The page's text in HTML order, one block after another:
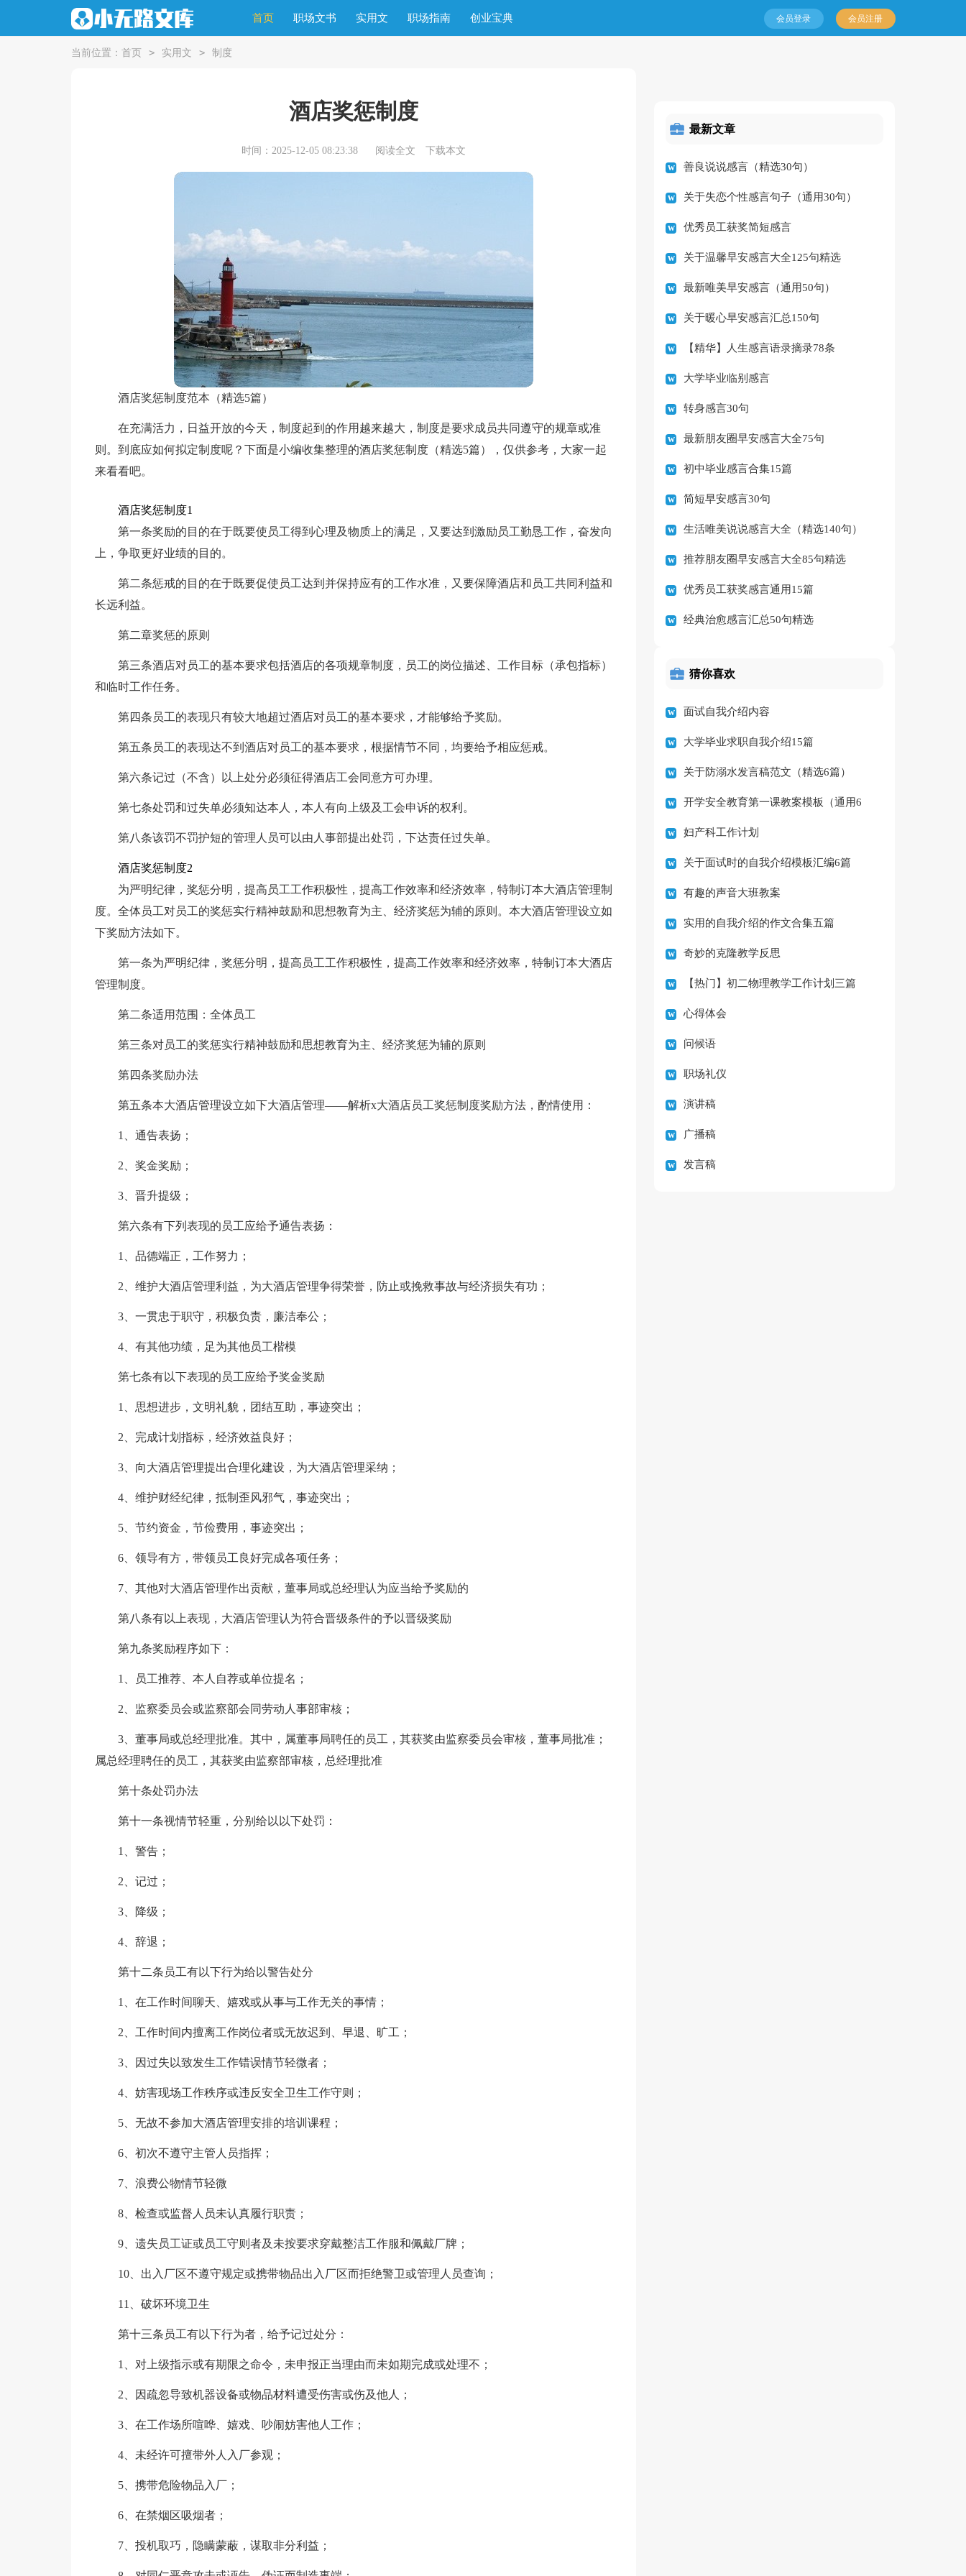
首页 职场文书 实用文 职场指南 创业宝典 会员登录 会员注册
当前位置： 首页 > 实用文 > 制度
酒店奖惩制度
时间：2025-12-05 08:23:38 阅读全文 下载本文
酒店奖惩制度范本（精选5篇）
在充满活力，日益开放的今天，制度起到的作用越来越大，制度是要求成员共同遵守的规章或准
则。到底应如何拟定制度呢？下面是小编收集整理的酒店奖惩制度（精选5篇），仅供参考，大家一起
来看看吧。
酒店奖惩制度1
第一条奖励的目的在于既要使员工得到心理及物质上的满足，又要达到激励员工勤恳工作，奋发向
上，争取更好业绩的目的。
第二条惩戒的目的在于既要促使员工达到并保持应有的工作水准，又要保障酒店和员工共同利益和
长远利益。
第二章奖惩的原则
第三条酒店对员工的基本要求包括酒店的各项规章制度，员工的岗位描述、工作目标（承包指标）
和临时工作任务。
第四条员工的表现只有较大地超过酒店对员工的基本要求，才能够给予奖励。
第五条员工的表现达不到酒店对员工的基本要求，根据情节不同，均要给予相应惩戒。
第六条记过（不含）以上处分必须征得酒店工会同意方可办理。
第七条处罚和过失单必须知达本人，本人有向上级及工会申诉的权利。
第八条该罚不罚护短的管理人员可以由人事部提出处罚，下达责任过失单。
酒店奖惩制度2
为严明纪律，奖惩分明，提高员工工作积极性，提高工作效率和经济效率，特制订本大酒店管理制
度。全体员工对员工的奖惩实行精神鼓励和思想教育为主、经济奖惩为辅的原则。本大酒店管理设立如
下奖励方法如下。
第一条为严明纪律，奖惩分明，提高员工工作积极性，提高工作效率和经济效率，特制订本大酒店
管理制度。
第二条适用范围：全体员工
第三条对员工的奖惩实行精神鼓励和思想教育为主、经济奖惩为辅的原则
第四条奖励办法
第五条本大酒店管理设立如下大酒店管理——解析x大酒店员工奖惩制度奖励方法，酌情使用：
1、通告表扬；
2、奖金奖励；
3、晋升提级；
第六条有下列表现的员工应给予通告表扬：
1、品德端正，工作努力；
2、维护大酒店管理利益，为大酒店管理争得荣誉，防止或挽救事故与经济损失有功；
3、一贯忠于职守，积极负责，廉洁奉公；
4、有其他功绩，足为其他员工楷模
第七条有以下表现的员工应给予奖金奖励
1、思想进步，文明礼貌，团结互助，事迹突出；
2、完成计划指标，经济效益良好；
3、向大酒店管理提出合理化建设，为大酒店管理采纳；
4、维护财经纪律，抵制歪风邪气，事迹突出；
5、节约资金，节俭费用，事迹突出；
6、领导有方，带领员工良好完成各项任务；
7、其他对大酒店管理作出贡献，董事局或总经理认为应当给予奖励的
第八条有以上表现，大酒店管理认为符合晋级条件的予以晋级奖励
第九条奖励程序如下：
1、员工推荐、本人自荐或单位提名；
2、监察委员会或监察部会同劳动人事部审核；
3、董事局或总经理批准。其中，属董事局聘任的员工，其获奖由监察委员会审核，董事局批准；
属总经理聘任的员工，其获奖由监察部审核，总经理批准
第十条处罚办法
第十一条视情节轻重，分别给以以下处罚：
1、警告；
2、记过；
3、降级；
4、辞退；
第十二条员工有以下行为给以警告处分
1、在工作时间聊天、嬉戏或从事与工作无关的事情；
2、工作时间内擅离工作岗位者或无故迟到、早退、旷工；
3、因过失以致发生工作错误情节轻微者；
4、妨害现场工作秩序或违反安全卫生工作守则；
5、无故不参加大酒店管理安排的培训课程；
6、初次不遵守主管人员指挥；
7、浪费公物情节轻微
8、检查或监督人员未认真履行职责；
9、遗失员工证或员工守则者及未按要求穿戴整洁工作服和佩戴厂牌；
10、出入厂区不遵守规定或携带物品出入厂区而拒绝警卫或管理人员查询；
11、破坏环境卫生
第十三条员工有以下行为者，给予记过处分：
1、对上级指示或有期限之命令，未申报正当理由而未如期完成或处理不；
2、因疏忽导致机器设备或物品材料遭受伤害或伤及他人；
3、在工作场所喧哗、嬉戏、吵闹妨害他人工作；
4、未经许可擅带外人入厂参观；
5、携带危险物品入厂；
6、在禁烟区吸烟者；
7、投机取巧，隐瞒蒙蔽，谋取非分利益；
最新文章
善良说说感言（精选30句）
关于失恋个性感言句子（通用30句）
优秀员工获奖简短感言
关于温馨早安感言大全125句精选
最新唯美早安感言（通用50句）
关于暖心早安感言汇总150句
【精华】人生感言语录摘录78条
大学毕业临别感言
转身感言30句
最新朋友圈早安感言大全75句
初中毕业感言合集15篇
简短早安感言30句
生活唯美说说感言大全（精选140句）
推荐朋友圈早安感言大全85句精选
优秀员工获奖感言通用15篇
经典治愈感言汇总50句精选
猜你喜欢
面试自我介绍内容
大学毕业求职自我介绍15篇
关于防溺水发言稿范文（精选6篇）
开学安全教育第一课教案模板（通用6
篇）妇产科工作计划
关于面试时的自我介绍模板汇编6篇
有趣的声音大班教案
实用的自我介绍的作文合集五篇
奇妙的克隆教学反思
【热门】初二物理教学工作计划三篇
心得体会
问候语
职场礼仪
演讲稿
广播稿
发言稿